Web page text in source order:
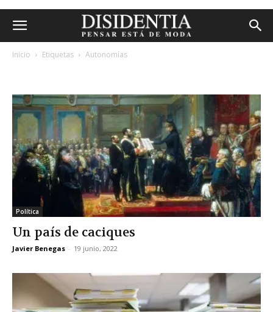
Inicio Etiquetas Autonomías
Política
Un país de caciques
Javier Benegas - 19 junio, 2022